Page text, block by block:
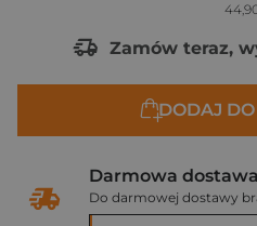
Zamów teraz,
DODAJ
Darmowa dostawa
Do darmowej dostawy